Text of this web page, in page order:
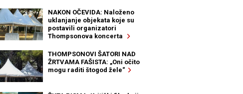
NAKON OČEVIDA: Naloženo
uklanjanje objekata koje su
postavili organizatori
Thompsonova koncerta
THOMPSONOVI ŠATORI NAD
ŽRTVAMA FAŠISTA: „Oni očito
mogu raditi štogod žele“